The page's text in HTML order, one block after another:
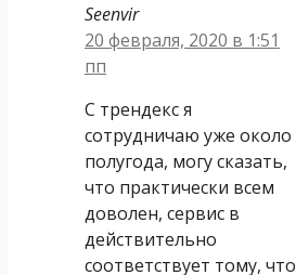
Seenvir
20 февраля, 2020 в 1:51
пп
С трендекс я
сотрудничаю уже около
полугода, могу сказать,
что практически всем
доволен, сервис в
действительно
соответствует тому, что